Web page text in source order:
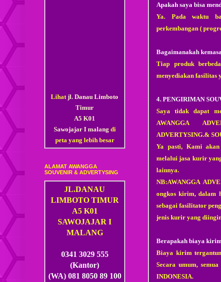
Apakah saya bisa
Ya. Pada waktu
perkembangan (
Bagaimanakah
Tiap produk
menyediakan fasilitas
4. PENGIRIMAN
Saya tidak dapat
AWANGGA
ADVERTYSING.&
Ya pasti, Kami akan
melalui jasa kurir
lainnya.
NB:AWANGGA
ongkos kirim, dalam
sebagai fasilitator
jenis kurir yang
Berapakah biaya
Biaya kirim
Secara umum,
INDONESIA.
Lihatjl. Danau Limboto
Timur
A5 K01
Sawojajar I malang di
peta yang lebih besar
ALAMAT AWANGGA
SOUVENIR & ADVERTYSING
JL.DANAU
LIMBOTO TIMUR
A5 K01
SAWOJAJAR I
MALANG
0341 3029 555
(Kantor)
(WA) 081 8050 89 100